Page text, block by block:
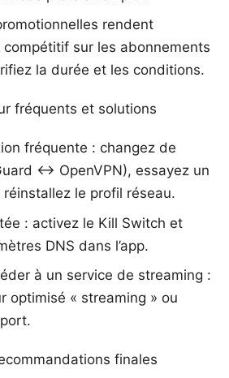
rendent
sur les abonnements
la durée et les conditions.
fréquents et solutions
fréquente : changez de
↔ OpenVPN), essayez un
le profil réseau.
: activez le Kill Switch et
DNS dans l’app.
à un service de streaming :
optimisé « streaming » ou
finales